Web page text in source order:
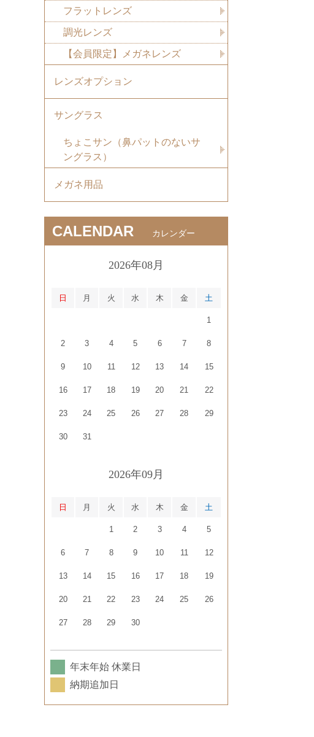
フラットレンズ
調光レンズ
【会員限定】メガネレンズ
レンズオプション
サングラス
ちょこサン（鼻パットのないサ
ングラス）
メガネ用品
CALENDAR カレンダー
2026年08月
日 月 火 水 木 金 土
1
2 3 4 5 6 7 8
9 10 11 12 13 14 15
16 17 18 19 20 21 22
23 24 25 26 27 28 29
30 31
2026年09月
日 月 火 水 木 金 土
1 2 3 4 5
6 7 8 9 10 11 12
13 14 15 16 17 18 19
20 21 22 23 24 25 26
27 28 29 30
年末年始 休業日
納期追加日